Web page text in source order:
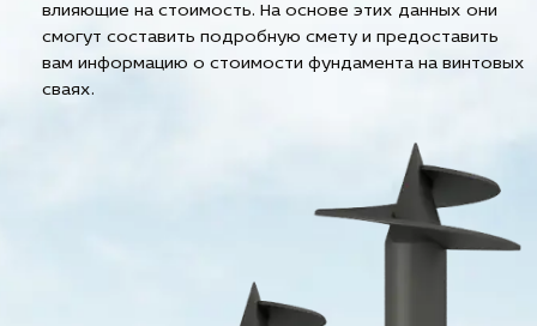
влияющие на стоимость. На основе этих данных они
смогут составить подробную смету и предоставить
вам информацию о стоимости фундамента на винтовых
сваях.